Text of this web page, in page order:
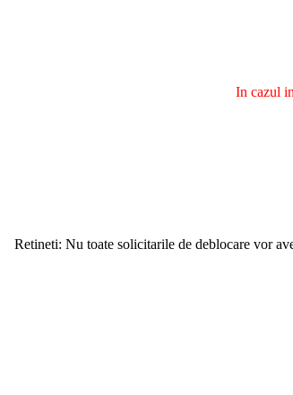
In cazul
Retineti: Nu toate solicitarile de deblocare vor